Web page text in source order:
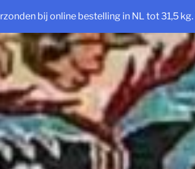
bij online bestelling in NL tot 31,5